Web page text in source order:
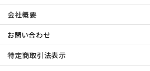
会社概要
お問い合わせ
特定商取引法表示